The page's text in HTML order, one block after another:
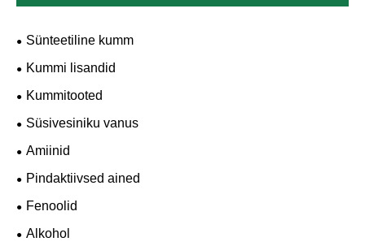
Sünteetiline kumm
Kummi lisandid
Kummitooted
Süsivesiniku vanus
Amiinid
Pindaktiivsed ained
Fenoolid
Alkohol